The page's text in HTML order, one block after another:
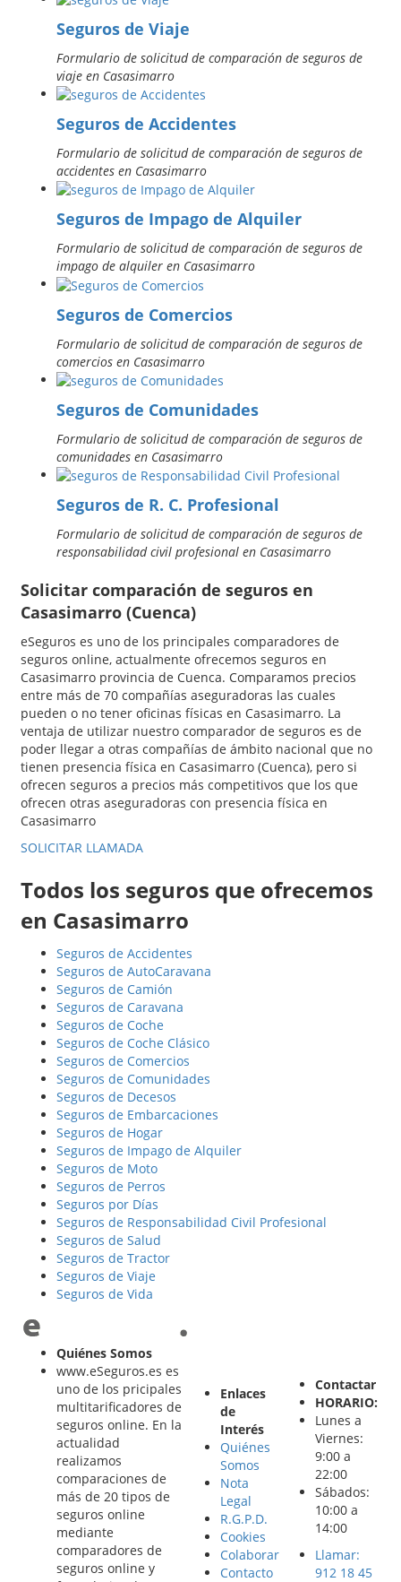
Seguros de Viaje
Formulario de solicitud de comparación de seguros de
viaje en Casasimarro
Seguros de Accidentes
Formulario de solicitud de comparación de seguros de
accidentes en Casasimarro
Seguros de Impago de Alquiler
Formulario de solicitud de comparación de seguros de
impago de alquiler en Casasimarro
Seguros de Comercios
Formulario de solicitud de comparación de seguros de
comercios en Casasimarro
Seguros de Comunidades
Formulario de solicitud de comparación de seguros de
comunidades en Casasimarro
Seguros de R. C. Profesional
Formulario de solicitud de comparación de seguros de
responsabilidad civil profesional en Casasimarro
Solicitar comparación de seguros en
Casasimarro (Cuenca)
eSeguros es uno de los principales comparadores de
seguros online, actualmente ofrecemos seguros en
Casasimarro provincia de Cuenca. Comparamos precios
entre más de 70 compañías aseguradoras las cuales
pueden o no tener oficinas físicas en Casasimarro. La
ventaja de utilizar nuestro comparador de seguros es de
poder llegar a otras compañías de ámbito nacional que no
tienen presencia física en Casasimarro (Cuenca), pero si
ofrecen seguros a precios más competitivos que los que
ofrecen otras aseguradoras con presencia física en
Casasimarro
SOLICITAR LLAMADA
Todos los seguros que ofrecemos
en Casasimarro
Seguros de Accidentes
Seguros de AutoCaravana
Seguros de Camión
Seguros de Caravana
Seguros de Coche
Seguros de Coche Clásico
Seguros de Comercios
Seguros de Comunidades
Seguros de Decesos
Seguros de Embarcaciones
Seguros de Hogar
Seguros de Impago de Alquiler
Seguros de Moto
Seguros de Perros
Seguros por Días
Seguros de Responsabilidad Civil Profesional
Seguros de Salud
Seguros de Tractor
Seguros de Viaje
Seguros de Vida
Quiénes Somos
www.eSeguros.es es
uno de los pricipales
multitarificadores de
seguros online. En la
actualidad
realizamos
comparaciones de
más de 20 tipos de
seguros online
mediante
comparadores de
seguros online y
Enlaces
de
Interés
Quiénes
Somos
Nota
Legal
R.G.P.D.
Cookies
Colaborar
Contacto
Contactar
HORARIO:
Lunes a
Viernes:
9:00 a
22:00
Sábados:
10:00 a
14:00
Llamar:
912 18 45